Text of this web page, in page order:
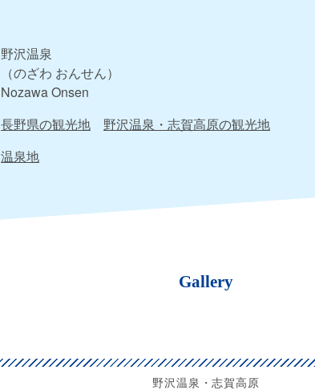
野沢温泉
（のざわ おんせん）
Nozawa Onsen
長野県の観光地
野沢温泉・志賀高原の観光地
温泉地
Gallery
野沢温泉・志賀高原